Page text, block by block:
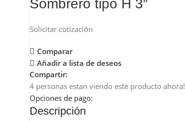
Sombrero tipo H 3″
Solicitar cotización
Comparar
Añadir a lista de deseos
Compartir:
4 personas estan viendo este producto ahora!
Opciones de pago:
Descripción